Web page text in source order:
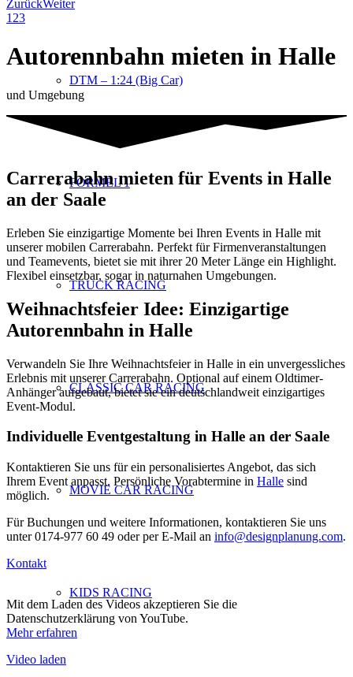
DTM – 1:24 (Big Car)
FORMEL 1
TRUCK RACING
CLASSIC CAR RACING
MOVIE CAR RACING
KIDS RACING
ZurückWeiter
1 23
Autorennbahn mieten in Halle
und Umgebung
Carrerabahn mieten für Events in Halle
an der Saale
Erleben Sie einzigartige Momente bei Ihren Events in Halle mit
unserer mobilen Carrerabahn. Perfekt für Firmenveranstaltungen
und Teamevents, bietet sie mit ihrer 20 Meter Länge ein Highlight.
Flexibel einsetzbar, sogar in naturnahen Umgebungen.
Weihnachtsfeier Idee: Einzigartige
Autorennbahn in Halle
Verwandeln Sie Ihre Weihnachtsfeier in Halle in ein unvergessliches
Erlebnis mit unserer Carrerabahn. Optional auf einem Oldtimer-
Anhänger aufgebaut, bietet sie ein deutschlandweit einzigartiges
Event-Modul.
Individuelle Eventgestaltung in Halle an der Saale
Kontaktieren Sie uns für ein personalisiertes Angebot, das sich
Ihrem Event anpasst. Persönliche Vorabtermine in Halle sind
möglich.
Für Buchungen und weitere Informationen, kontaktieren Sie uns
unter 0174-977 60 49 oder per E-Mail an info@designplanung.com.
Kontakt
Mit dem Laden des Videos akzeptieren Sie die
Datenschutzerklärung von YouTube.
Mehr erfahren
Video laden